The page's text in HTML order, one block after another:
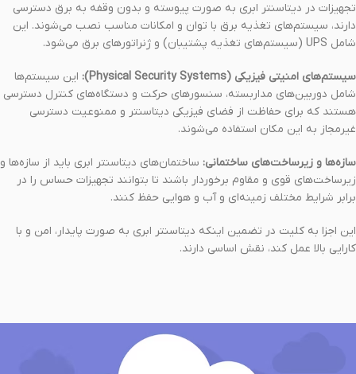
تجهیزات در دیتاسنتر ابری به صورت پیوسته و بدون وقفه به برق دسترسی
دارند، سیستم‌های تغذیه برق با توان و امکانات مناسب نصب می‌شوند. این
شامل UPS (سیستم‌های تغذیه پشتیبان) و ژنراتورهای برق می‌شود.
سیستم‌های امنیتی فیزیکی (Physical Security Systems):
این سیستم‌ها
شامل دوربین‌های مداربسته، سنسورهای حرکت و دستگاه‌های کنترل دسترسی
هستند که برای حفاظت از فضای فیزیکی دیتاسنتر و ممنوعیت دسترسی
غیرمجاز به این مکان استفاده می‌شوند.
سازه‌ها و زیرساخت‌های ساختمانی: ساختمان‌های دیتاسنتر ابری باید از سازه‌ها و
زیرساخت‌های قوی و مقاوم برخوردار باشند تا بتوانند تجهیزات حساس را در
برابر شرایط مختلف زمینه‌ای و آب و هوایی حفظ کنند.
این اجزا به کلیت در تضمین اینکه دیتاسنتر ابری به صورت پایدار، امن و با
کارایی بالا عمل کند، نقش اساسی دارند.